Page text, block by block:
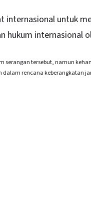
internasional untuk
hukum internasional
serangan tersebut, namun
dalam rencana keberangkatan